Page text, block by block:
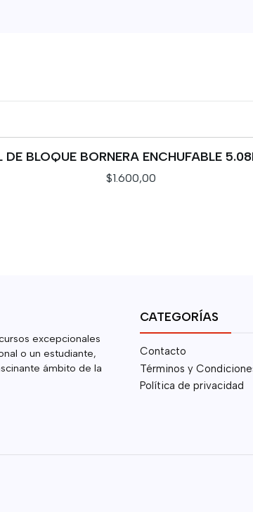
DE BLOQUE BORNERA ENCHUFABLE
$1.600,00
excepcionales
o un estudiante,
ámbito de la
CATEGORÍAS
Contacto
Términos y
Política de privacidad